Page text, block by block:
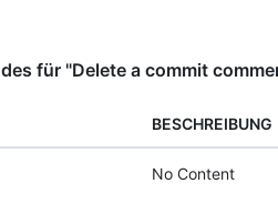
für "Delete a commit
BESCHREIBUNG
No Content